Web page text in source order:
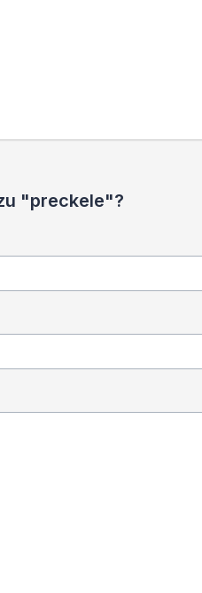
"preckele"?